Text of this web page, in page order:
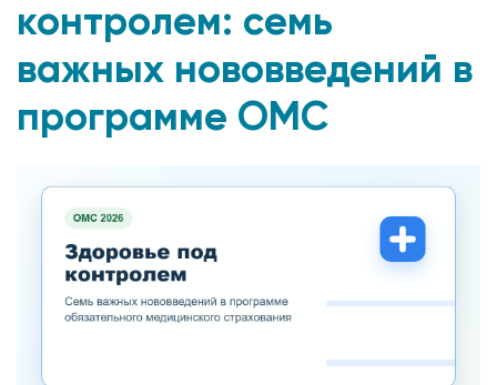
контролем: семь
важных нововведений в
программе ОМС